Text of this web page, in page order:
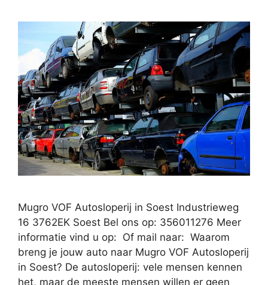
Mugro VOF Autosloperij in Soest Industrieweg
16 3762EK Soest Bel ons op: 356011276 Meer
informatie vind u op: Of mail naar: Waarom
breng je jouw auto naar Mugro VOF Autosloperij
in Soest? De autosloperij: vele mensen kennen
het, maar de meeste mensen willen er geen